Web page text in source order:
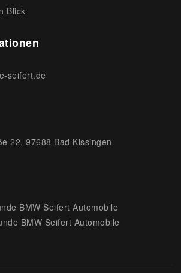
Blick
seifert.de
22, 97688 Bad Kissingen